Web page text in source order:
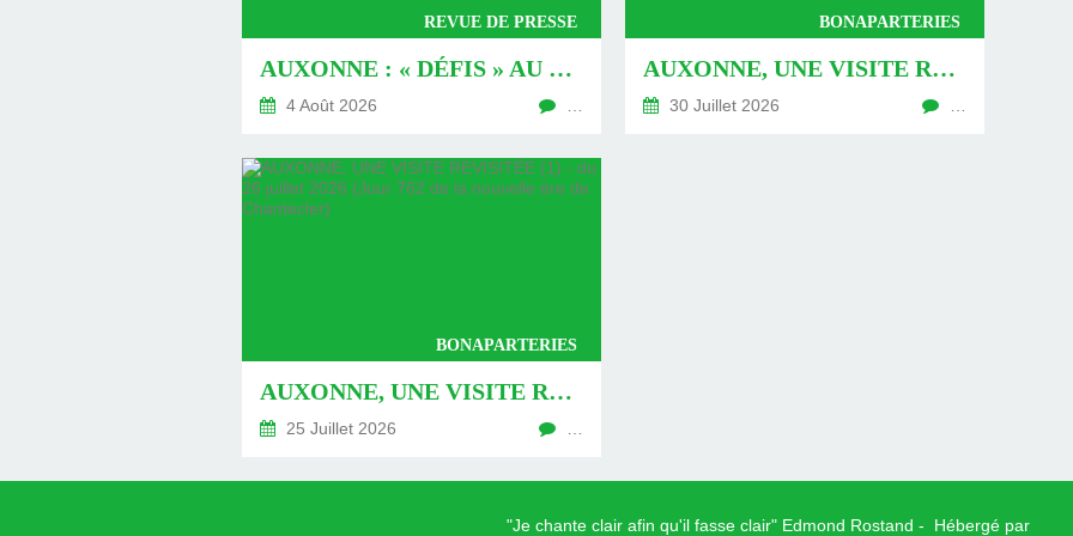
REVUE DE PRESSE
AUXONNE : « DÉFIS » AU PIED DU MUR - DU 04 AOÛT 2026 (JOUR 771 DE LA NOUVELLE ÈRE DE CHANTECLER)
4 Août 2026 …
BONAPARTERIES
AUXONNE, UNE VISITE REVISITÉE (2) - DU 30 JUILLET 2026 (JOUR 764 DE LA NOUVELLE ÈRE DE CHANTECLER)
30 Juillet 2026 …
BONAPARTERIES
AUXONNE, UNE VISITE REVISITÉE (1) - DU 26 JUILLET 2026 (JOUR 762 DE LA NOUVELLE ÈRE DE CHANTECLER)
25 Juillet 2026 …
"Je chante clair afin qu'il fasse clair" Edmond Rostand - Hébergé par